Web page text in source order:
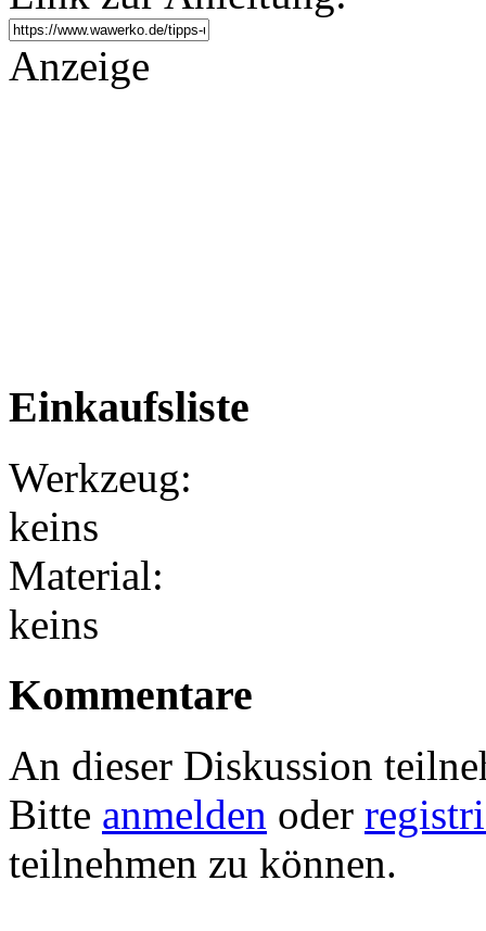
Anzeige
Einkaufsliste
Werkzeug:
keins
Material:
keins
Kommentare
An dieser Diskussion
Bitte anmelden oder
teilnehmen zu können.